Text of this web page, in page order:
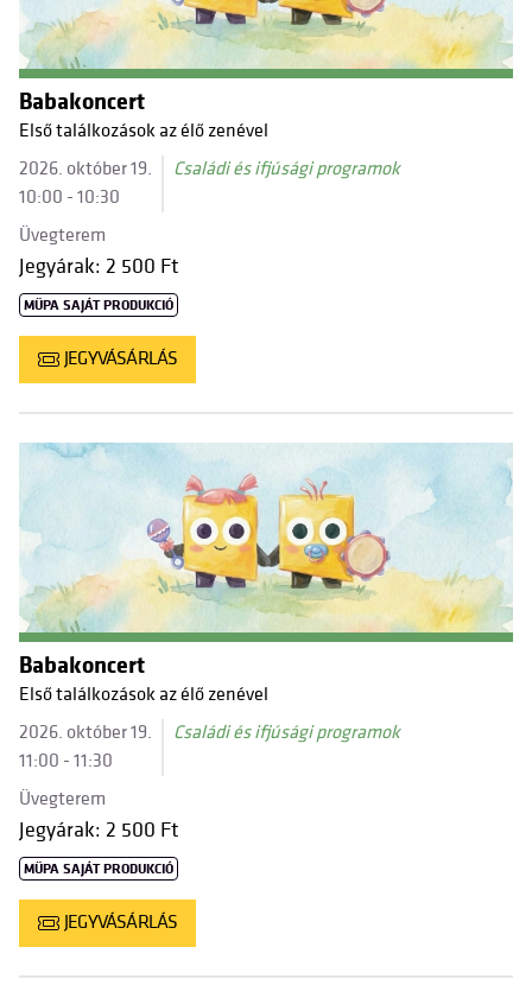
Babakoncert
Első találkozások az élő zenével
2026. október 19.
10:00 - 10:30
Családi és ifjúsági programok
Üvegterem
Jegyárak: 2 500 Ft
MÜPA SAJÁT PRODUKCIÓ
JEGYVÁSÁRLÁS
Babakoncert
Első találkozások az élő zenével
2026. október 19.
11:00 - 11:30
Családi és ifjúsági programok
Üvegterem
Jegyárak: 2 500 Ft
MÜPA SAJÁT PRODUKCIÓ
JEGYVÁSÁRLÁS